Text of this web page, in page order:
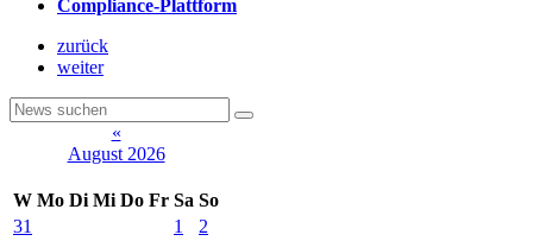
Compliance-Plattform
zurück
weiter
«
August 2026
W Mo Di Mi Do Fr Sa So
31
1
2